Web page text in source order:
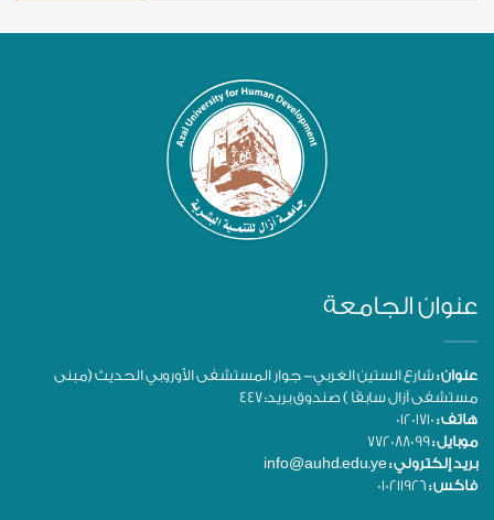
عنوان الجامعة
عنوان :شارع الستين الغربي- جوار المستشفى الأوروبي الحديث (مبنى
مستشفى آزال سابقًا ) صندوق بريد: 447
هاتف :
موبايل :
بريد إلكتروني :
فاكس :